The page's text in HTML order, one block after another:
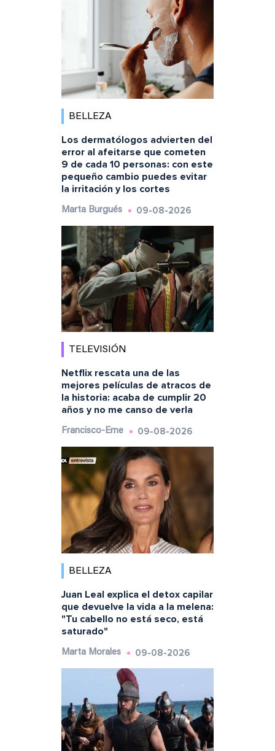
BELLEZA
Los dermatólogos advierten del
error al afeitarse que cometen
9 de cada 10 personas: con este
pequeño cambio puedes evitar
la irritación y los cortes
Marta Burgués 09-08-2026
TELEVISIÓN
Netflix rescata una de las
mejores películas de atracos de
la historia: acaba de cumplir 20
años y no me canso de verla
Francisco-Eme 09-08-2026
BELLEZA
Juan Leal explica el detox capilar
que devuelve la vida a la melena:
"Tu cabello no está seco, está
saturado"
Marta Morales 09-08-2026